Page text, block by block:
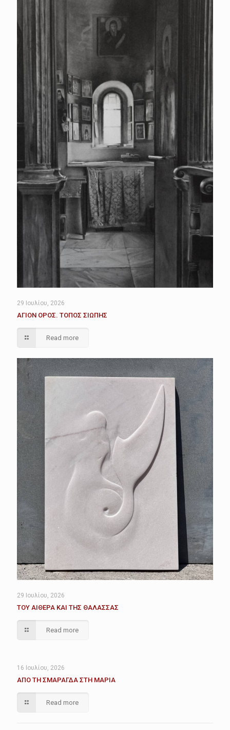
29 Ιουλίου, 2026
ΑΓΙΟΝ ΟΡΟΣ. ΤΟΠΟΣ ΣΙΩΠΗΣ
Read more
29 Ιουλίου, 2026
ΤΟΥ ΑΙΘΕΡΑ ΚΑΙ ΤΗΣ ΘΑΛΑΣΣΑΣ
Read more
16 Ιουλίου, 2026
ΑΠΟ ΤΗ ΣΜΑΡΑΓΔΑ ΣΤΗ ΜΑΡΙΑ
Read more